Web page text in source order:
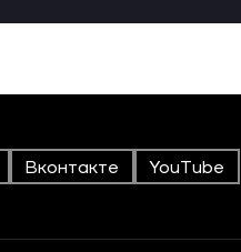
Вконтакте YouTube